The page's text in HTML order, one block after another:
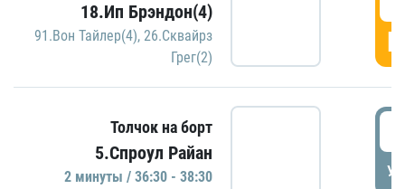
18.Ип Брэндон(4)
91.Вон Тайлер(4), 26.Сквайрз
Грег(2)
Толчок на борт
5.Спроул Райан
2 минуты / 36:30 - 38:30